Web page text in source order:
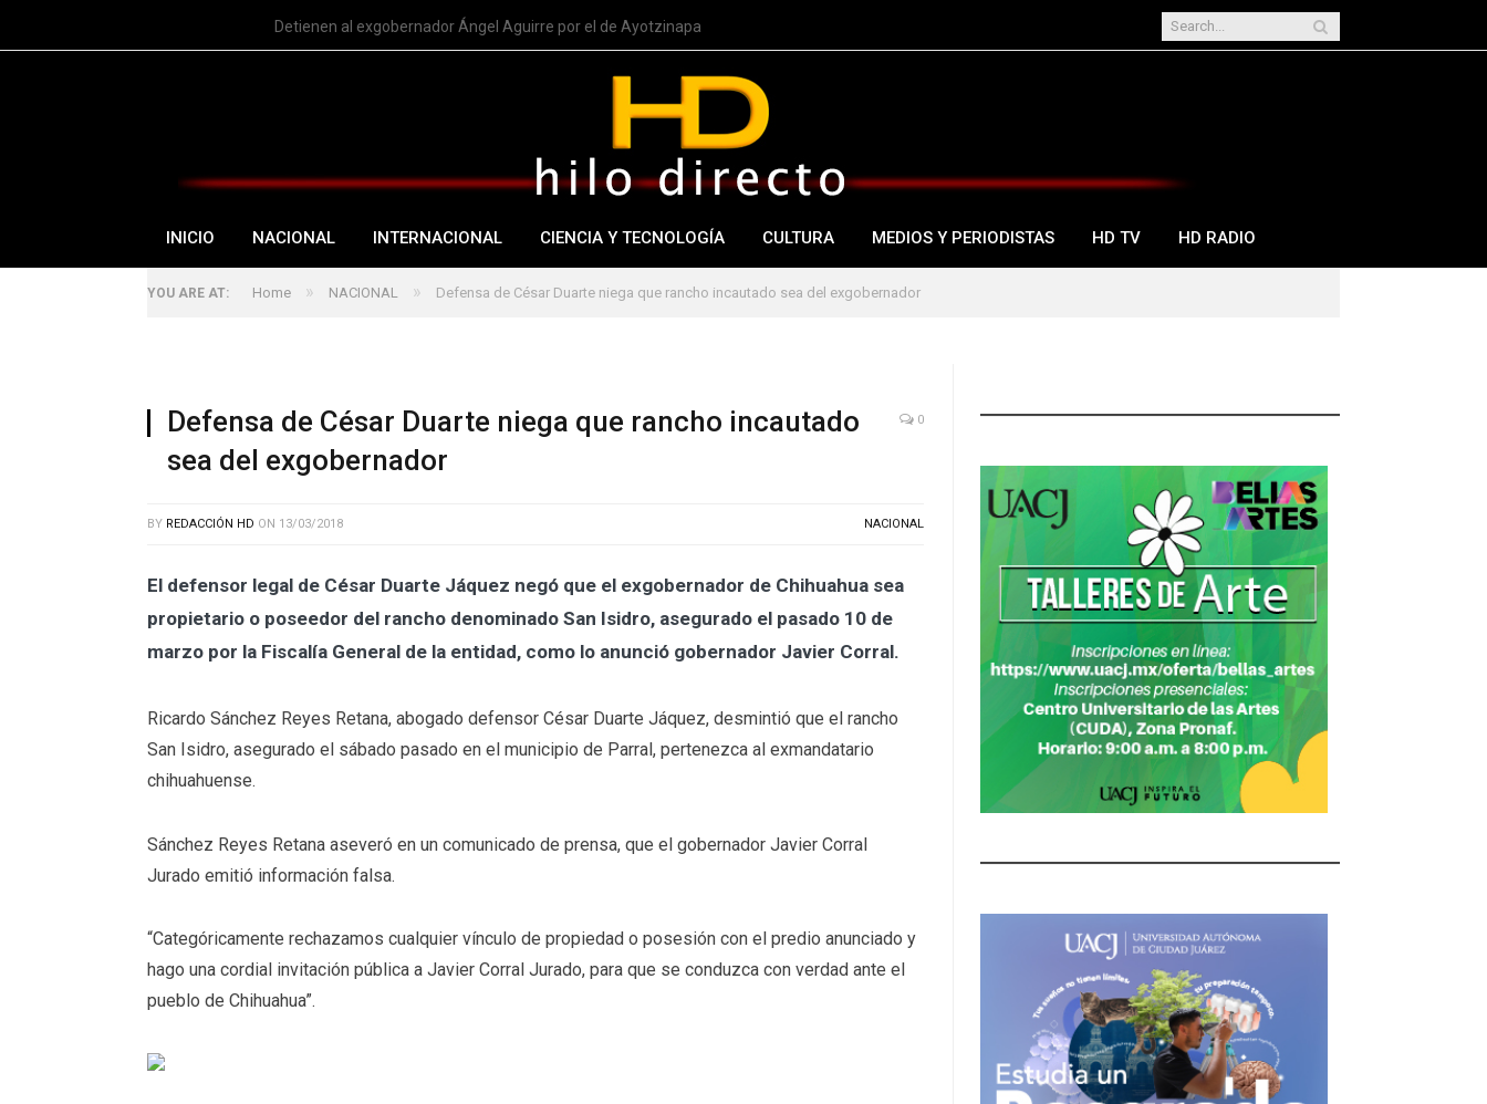
Nuevo intento de Trump sobre limitar ciudadanía por nacimiento
INICIO NACIONAL INTERNACIONAL CIENCIA Y TECNOLOGÍA CULTURA MEDIOS Y PERIODISTAS HD TV HD RADIO
YOU ARE AT: Home » NACIONAL » Defensa de César Duarte niega que rancho incautado sea del exgobernador
Defensa de César Duarte niega que rancho incautado
sea del exgobernador
0
BY REDACCIÓN HD ON 13/03/2018 NACIONAL
El defensor legal de César Duarte Jáquez negó que el exgobernador de Chihuahua sea
propietario o poseedor del rancho denominado San Isidro, asegurado el pasado 10 de
marzo por la Fiscalía General de la entidad, como lo anunció gobernador Javier Corral.
Ricardo Sánchez Reyes Retana, abogado defensor César Duarte Jáquez, desmintió que el rancho
San Isidro, asegurado el sábado pasado en el municipio de Parral, pertenezca al exmandatario
chihuahuense.
Sánchez Reyes Retana aseveró en un comunicado de prensa, que el gobernador Javier Corral
Jurado emitió información falsa.
“Categóricamente rechazamos cualquier vínculo de propiedad o posesión con el predio anunciado y
hago una cordial invitación pública a Javier Corral Jurado, para que se conduzca con verdad ante el
pueblo de Chihuahua”.